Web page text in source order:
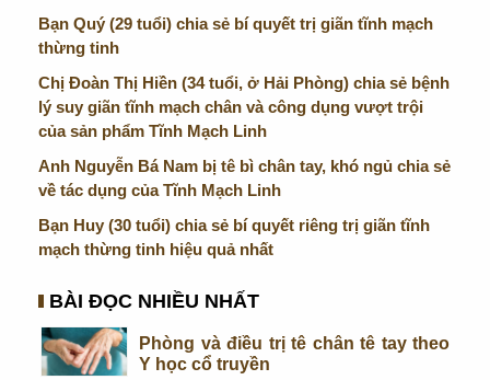
Bạn Quý (29 tuổi) chia sẻ bí quyết trị giãn tĩnh mạch
thừng tinh
Chị Đoàn Thị Hiền (34 tuổi, ở Hải Phòng) chia sẻ bệnh
lý suy giãn tĩnh mạch chân và công dụng vượt trội
của sản phẩm Tĩnh Mạch Linh
Anh Nguyễn Bá Nam bị tê bì chân tay, khó ngủ chia sẻ
về tác dụng của Tĩnh Mạch Linh
Bạn Huy (30 tuổi) chia sẻ bí quyết riêng trị giãn tĩnh
mạch thừng tinh hiệu quả nhất
BÀI ĐỌC NHIỀU NHẤT
Phòng và điều trị tê chân tê tay theo
Y học cổ truyền